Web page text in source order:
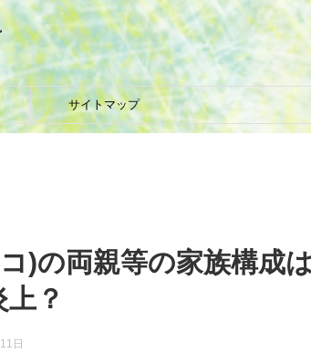
サイトマップ
)の両親等の家族構成
？
日